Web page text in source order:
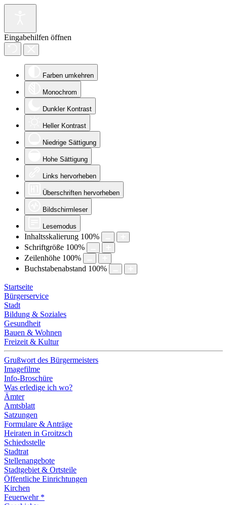
Eingabehilfen öffnen
Farben umkehren
Monochrom
Dunkler Kontrast
Heller Kontrast
Niedrige Sättigung
Hohe Sättigung
Links hervorheben
Überschriften hervorheben
Bildschirmleser
Lesemodus
Inhaltsskalierung 100%
Schriftgröße 100%
Zeilenhöhe 100%
Buchstabenabstand 100%
Startseite
Bürgerservice
Stadt
Bildung & Soziales
Gesundheit
Bauen & Wohnen
Freizeit & Kultur
Grußwort des Bürgermeisters
Imagefilme
Info-Broschüre
Was erledige ich wo?
Ämter
Amtsblatt
Satzungen
Formulare & Anträge
Heiraten in Groitzsch
Schiedsstelle
Stadtrat
Stellenangebote
Stadtgebiet & Ortsteile
Öffentliche Einrichtungen
Kirchen
Feuerwehr *